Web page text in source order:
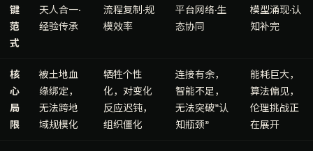
键
范
式
天人合一·
经验传承
流程复制·规
模效率
平台网络·生
态协同
模型涌现·认
知补完
核
心
局
限
被土地血
缘绑定，
无法跨地
域规模化
牺牲个性
化，对变化
反应迟钝，
组织僵化
连接有余，
智能不足，
无法突破"认
知瓶颈"
能耗巨大，
算法偏见，
伦理挑战正
在展开